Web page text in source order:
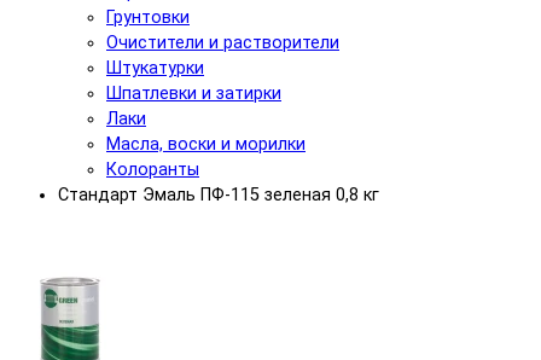
Грунтовки
Очистители и растворители
Штукатурки
Шпатлевки и затирки
Лаки
Масла, воски и морилки
Колоранты
Стандарт Эмаль ПФ-115 зеленая 0,8 кг